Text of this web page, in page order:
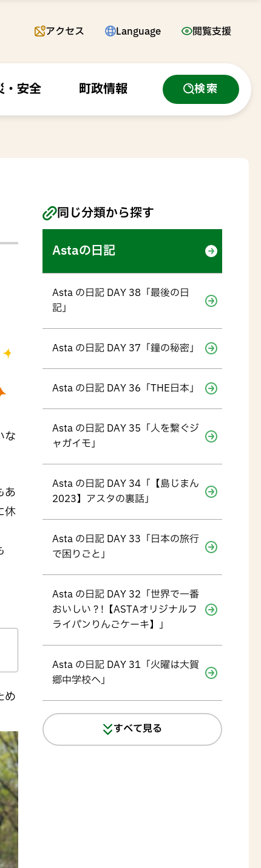
アクセス Language 閲覧支援
・安全 町政情報 検索
な
あ
休
め
同じ分類から探す
Astaの日記
Asta の日記 DAY 38「最後の日
記」
Asta の日記 DAY 37「鐘の秘密」
Asta の日記 DAY 36「THE日本」
Asta の日記 DAY 35「人を繋ぐジ
ャガイモ」
Asta の日記 DAY 34「【島じまん
2023】アスタの裏話」
Asta の日記 DAY 33「日本の旅行
で困りごと」
Asta の日記 DAY 32「世界で一番
おいしい？!【ASTAオリジナルフ
ライパンりんごケーキ】」
Asta の日記 DAY 31「火曜は大賀
郷中学校へ」
すべて見る